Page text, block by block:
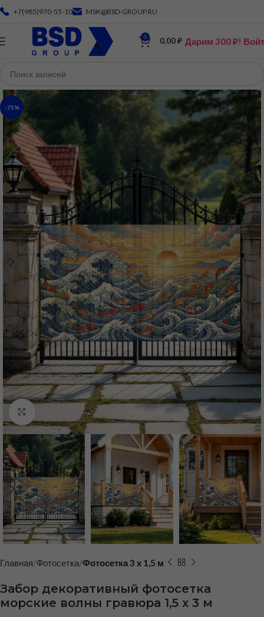
+7(985)970-55-10 MSK@BSD-GROUP.RU
0 0,00₽ Дарим 300 ₽!
-75%
Нажмите, чтобы увеличить
Главная Фотосетка Фотосетка 3 х 1,5 м
Забор декоративный фотосетка
морские волны гравюра 1,5 х 3 м